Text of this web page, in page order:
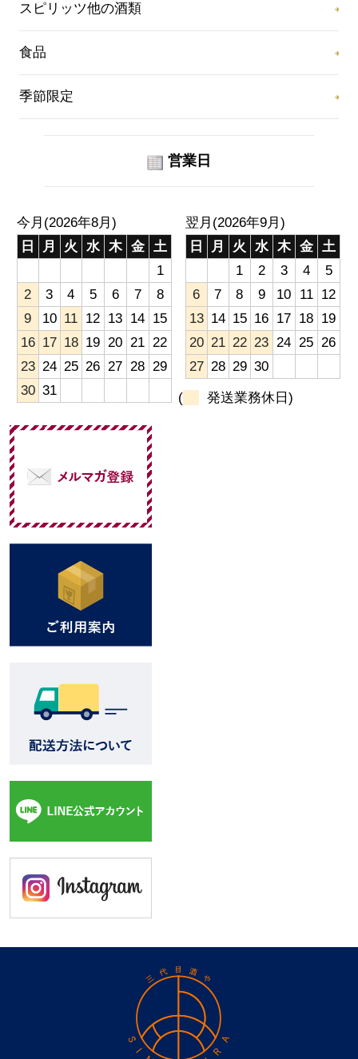
スピリッツ他の酒類
食品
季節限定
営業日
今月(2026年8月)
日
月 火 水 木 金 土
1
2
3 4 5 6 7
8
9
10 11 12 13 14 15
16 17 18 19 20 21 22
23 24 25 26 27 28 29
30 31
翌月(2026年9月)
日
月 火 水 木 金
土
1
2 3 4
5
6
7 8 9 10 11
12
13 14 15 16 17 18 19
20 21 22 23 24 25 26
27 28 29 30
( 発送業務休日)